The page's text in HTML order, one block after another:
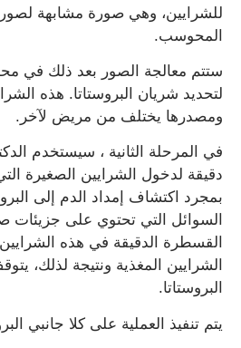
للشرايين، وهي صورة مشابهة
المحوسب.
ستتم معالجة الصور بعد ذلك في
لتحديد شريان البروستاتا. هذه
ومصدرها يختلف من مريض لآخر.
في المرحلة الثانية ، سيستخدم
دقيقة لدخول الشرايين الصغيرة
بمجرد اكتشاف إمداد الدم إلى
السوائل التي تحتوي على جزيئات
القسطرة الدقيقة في هذه
الشرايين المغذية ونتيجة لذلك،
البروستاتا.
يتم تنفيذ العملية على كلا جانبي